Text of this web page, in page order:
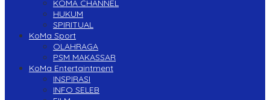
KOMA CHANNEL
HUKUM
SPIRITUAL
KoMa Sport
OLAHRAGA
PSM MAKASSAR
KoMa Entertaintment
INSPIRASI
INFO SELEB